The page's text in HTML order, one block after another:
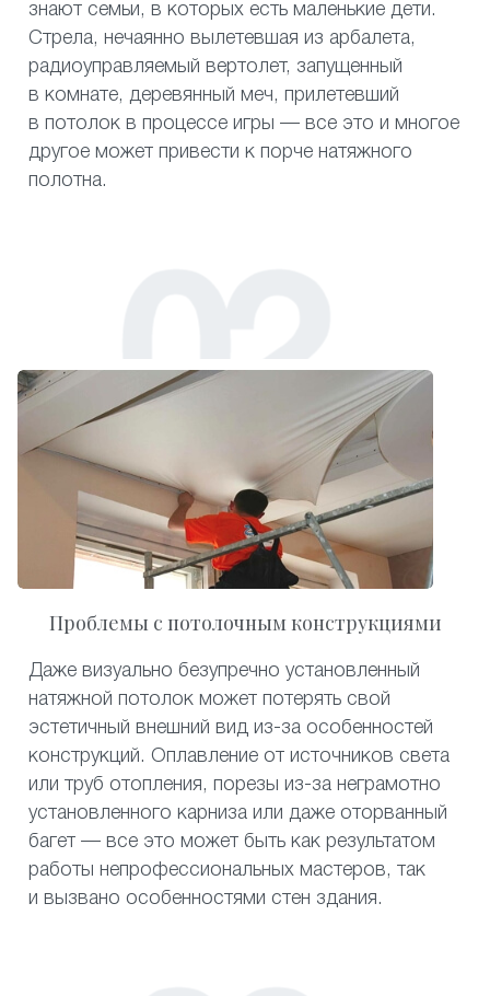
знают семьи, в которых есть маленькие дети.
Стрела, нечаянно вылетевшая из арбалета,
радиоуправляемый вертолет, запущенный
в комнате, деревянный меч, прилетевший
в потолок в процессе игры — все это и многое
другое может привести к порче натяжного
полотна.
Проблемы с потолочным конструкциями
Даже визуально безупречно установленный
натяжной потолок может потерять свой
эстетичный внешний вид из-за особенностей
конструкций. Оплавление от источников света
или труб отопления, порезы из-за неграмотно
установленного карниза или даже оторванный
багет — все это может быть как результатом
работы непрофессиональных мастеров, так
и вызвано особенностями стен здания.